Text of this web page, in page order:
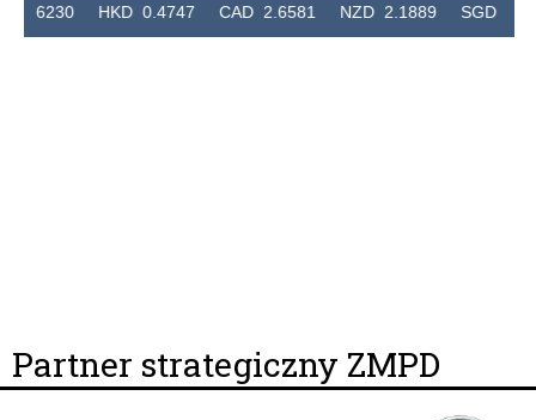
HKD 0.4747 CAD 2.6581 NZD 2.1889 SGD
Partner strategiczny ZMPD